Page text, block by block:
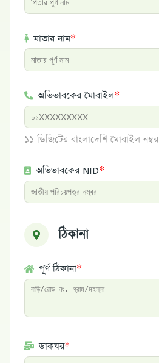
মাতার নাম*
অভিভাবকের মোবাইল*
১১ ডিজিটের বাংলাদেশি মোবাইল নম্বর
অভিভাবকের NID*
ঠিকানা
পূর্ণ ঠিকানা*
ডাকঘর*